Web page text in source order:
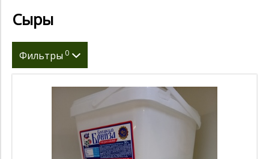
Сыры
Фильтры 0
Страна производитель
Объем банки